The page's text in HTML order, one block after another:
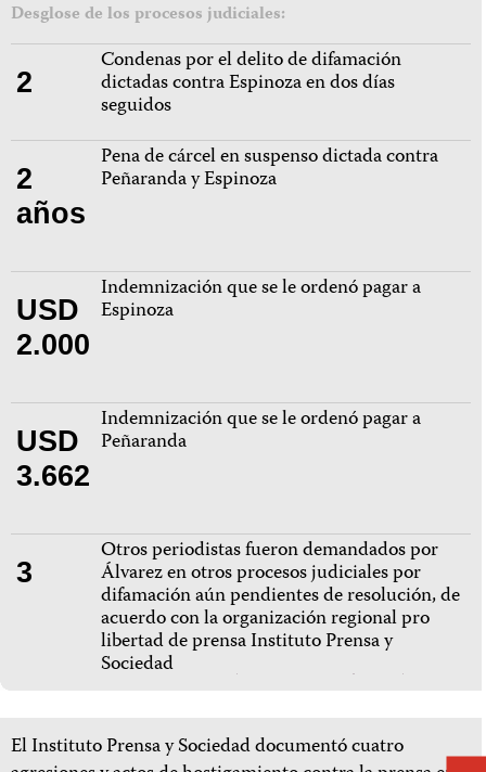
Desglose de los procesos judiciales:
2
Condenas por el delito de difamación
dictadas contra Espinoza en dos días
seguidos
2
años
Pena de cárcel en suspenso dictada contra
Peñaranda y Espinoza
USD
2.000
Indemnización que se le ordenó pagar a
Espinoza
USD
3.662
Indemnización que se le ordenó pagar a
Peñaranda
3
Otros periodistas fueron demandados por
Álvarez en otros procesos judiciales por
difamación aún pendientes de resolución, de
acuerdo con la organización regional pro
libertad de prensa Instituto Prensa y
Sociedad
El Instituto Prensa y Sociedad documentó cuatro